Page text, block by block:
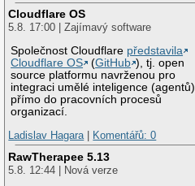
Cloudflare OS
5.8. 17:00 | Zajímavý software
Společnost Cloudflare představila
Cloudflare OS
(GitHub ), tj. open
source platformu navrženou pro
integraci umělé inteligence (agentů)
přímo do pracovních procesů
organizací.
Ladislav Hagara| Komentářů: 0
RawTherapee 5.13
5.8. 12:44 | Nová verze